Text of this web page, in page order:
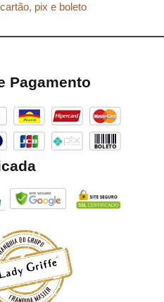
pix e boleto
Pagamento